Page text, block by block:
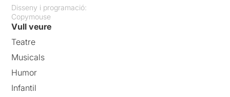
Disseny i programació:
Copymouse
Vull veure
Teatre
Musicals
Humor
Infantil